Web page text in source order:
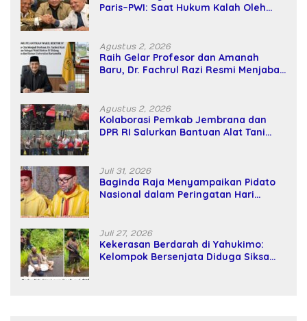
Paris–PWI: Saat Hukum Kalah Oleh
Agustus 2, 2026
Raih Gelar Profesor dan Amanah
Baru, Dr. Fachrul Razi Resmi Menjabat
Agustus 2, 2026
Kolaborasi Pemkab Jembrana dan
DPR RI Salurkan Bantuan Alat Tani
Juli 31, 2026
Baginda Raja Menyampaikan Pidato
Nasional dalam Peringatan Hari
Juli 27, 2026
Kekerasan Berdarah di Yahukimo:
Kelompok Bersenjata Diduga Siksa